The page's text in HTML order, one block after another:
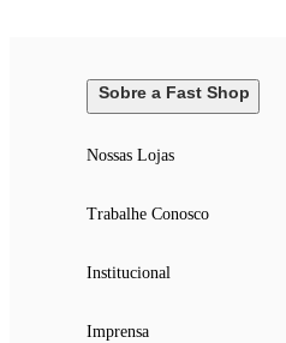
Sobre a Fast Shop
Nossas Lojas
Trabalhe Conosco
Institucional
Imprensa